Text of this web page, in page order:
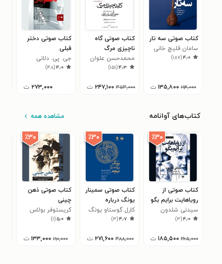
کتاب صوتی سه تار
سامان قلیچ خانی
۴٫۰(۱۸۷)
۱۹۴,۰۰۰ ۱۳۵,۸۰۰ ت
کتاب صوتی گاه
ناچیزی مرگ
محمدحسن علوان
۴٫۳(۱۵۱)
۳۵۳,۰۰۰ ۲۴۷,۱۰۰ ت
کتاب صوتی دختر
قبلی
جی. پی. دلانی
۴٫۰(۴۸)
۲۷۳,۰۰۰ ت
کتاب‌های آوانامه مشاهده همه
٪۳۰
کتاب صوتی از
رویاهایت برایم بگو
سیدنی شلدون
۴٫۰(۳)
۲۶۵,۰۰۰ ۱۸۵,۵۰۰ ت
٪۳۰
کتاب صوتی سمینار
یونگ درباره
زرتشت نیچه
کارل گوستاو یونگ
۴٫۷(۳)
۳۸۸,۰۰۰ ۲۷۱,۶۰۰ ت
٪۳۰
کتاب صوتی ذهن
چینی
کریستوفر بولاس
۵٫۰(۱)
۱۹۰,۰۰۰ ۱۳۳,۰۰۰ ت